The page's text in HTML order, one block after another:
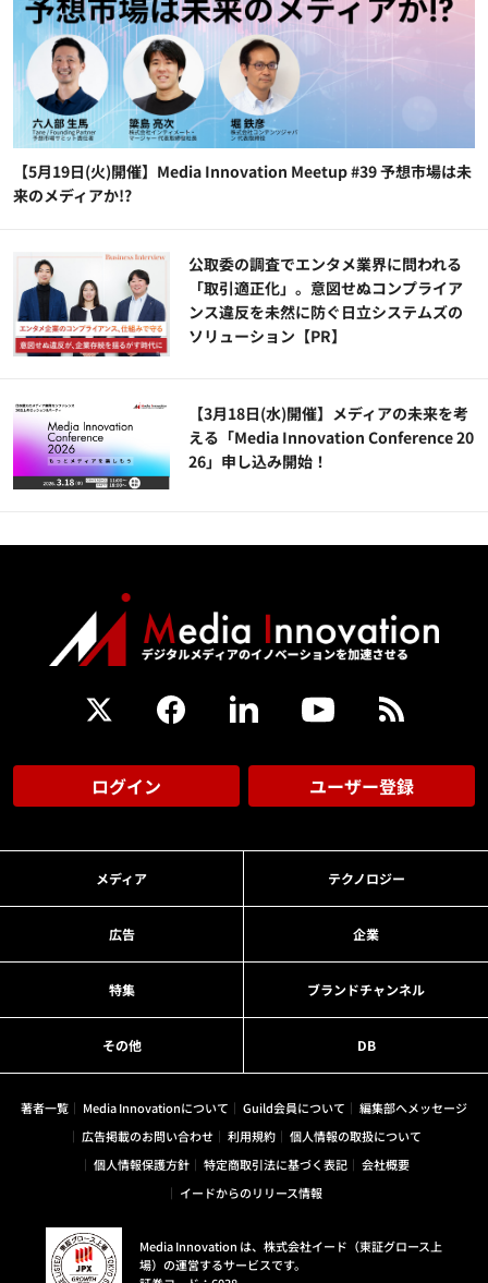
【5月19日(火)開催】Media Innovation Meetup #39 予想市場は未
来のメディアか!?
公​​取委の調査でエンタメ業界に問われる
「取引適正化」。意図せぬコンプライア
ンス違反を未然に防ぐ日立システムズの
ソリューション​【PR】
【3月18日(水)開催】メディアの未来を考
える「Media Innovation Conference 20
26」申し込み開始！
ログイン ユーザー登録
メディア テクノロジー
広告 企業
特集 ブランドチャンネル
その他 DB
著者一覧 Media Innovationについて Guild会員について
編集部へメッセージ
広告掲載のお問い合わせ
利用規約
個人情報の取扱について
個人情報保護方針
特定商取引法に基づく表記
会社概要
イードからのリリース情報
Media Innovation は、株式会社イード（東証グロース上
場）の運営するサービスです。